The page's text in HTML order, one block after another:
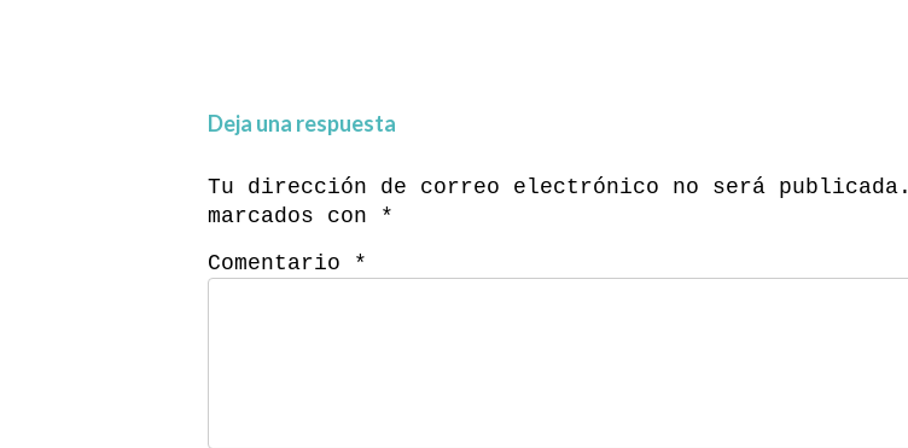
Deja una respuesta
Tu dirección de correo electrónico no será publicada.
marcados con *
Comentario *